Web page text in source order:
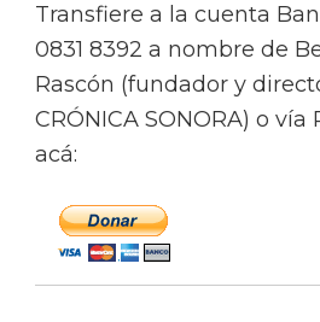
Transfiere a la cuenta
0831 8392 a nombre de
Rascón (fundador y
CRÓNICA SONORA) o
acá: